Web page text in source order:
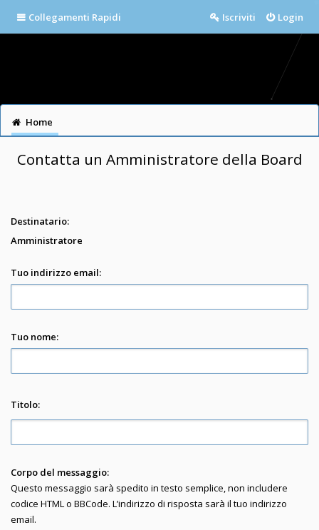
Collegamenti Rapidi Login
Iscriviti
Home
Contatta un Amministratore della Board
Destinatario:
Amministratore
Tuo indirizzo email:
Tuo nome:
Titolo:
Corpo del messaggio:
Questo messaggio sarà spedito in testo semplice, non includere
codice HTML o BBCode. L’indirizzo di risposta sarà il tuo indirizzo
email.